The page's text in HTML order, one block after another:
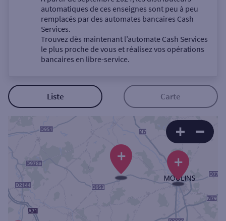
Un service
Autour de moi
Ville / Code postal
automatiques de ces enseignes sont peu à peu
remplacés par des automates bancaires Cash
Services.
Trouvez dès maintenant l’automate Cash Services
le plus proche de vous et réalisez vos opérations
bancaires en libre-service.
Liste Carte
+
+